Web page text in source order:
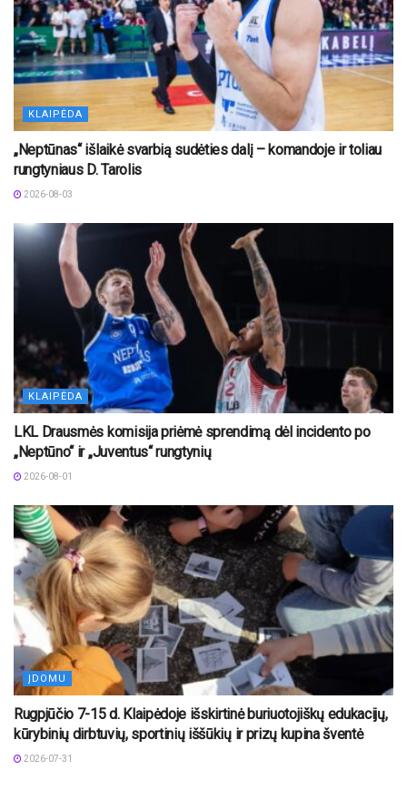
KLAIPĖDA
„Neptūnas“ išlaikė svarbią sudėties dalį – komandoje ir toliau
rungtyniaus D. Tarolis
2026-08-03
KLAIPĖDA
LKL Drausmės komisija priėmė sprendimą dėl incidento po
„Neptūno“ ir „Juventus“ rungtynių
2026-08-01
ĮDOMU
Rugpjūčio 7-15 d. Klaipėdoje išskirtinė buriuotojiškų edukacijų,
kūrybinių dirbtuvių, sportinių iššūkių ir prizų kupina šventė
2026-07-31